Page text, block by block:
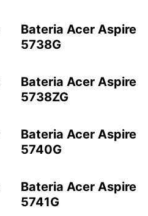
Bateria Acer Aspire
5738G
Bateria Acer Aspire
5738ZG
Bateria Acer Aspire
5740G
Bateria Acer Aspire
5741G